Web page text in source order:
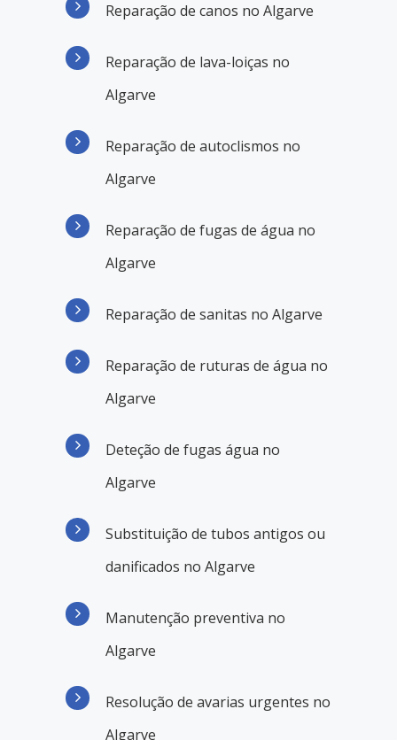
Reparação de canos no Algarve
Reparação de lava-loiças no
Algarve
Reparação de autoclismos no
Algarve
Reparação de fugas de água no
Algarve
Reparação de sanitas no Algarve
Reparação de ruturas de água no
Algarve
Deteção de fugas água no
Algarve
Substituição de tubos antigos ou
danificados no Algarve
Manutenção preventiva no
Algarve
Resolução de avarias urgentes no
Algarve